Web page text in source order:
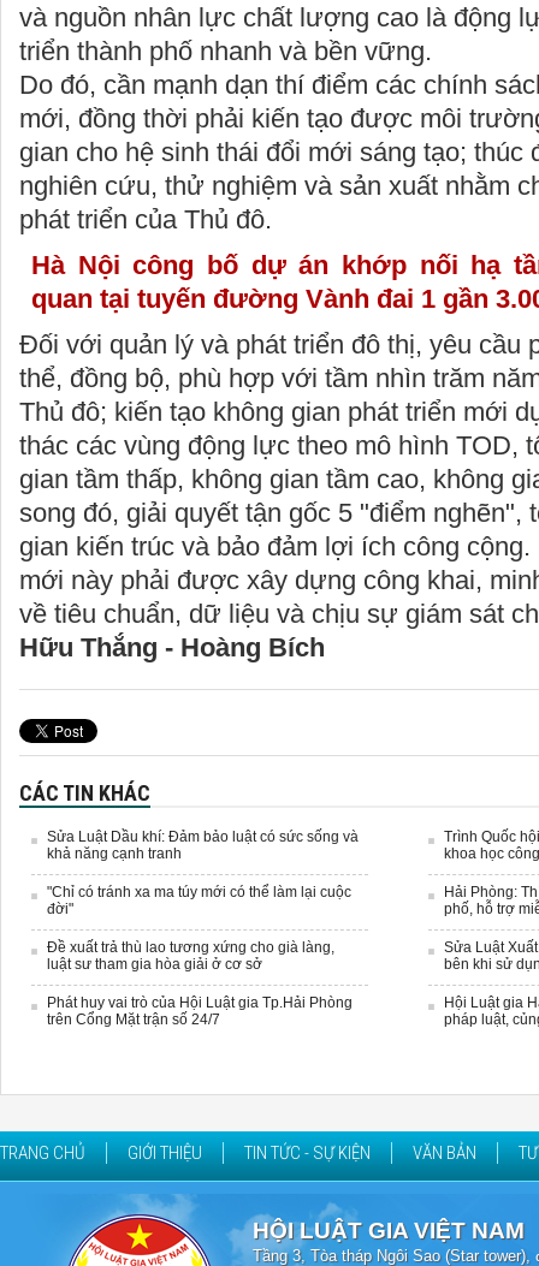
và nguồn nhân lực chất lượng cao là động
triển thành phố nhanh và bền vững.
Do đó, cần mạnh dạn thí điểm các chính
mới, đồng thời phải kiến tạo được môi
gian cho hệ sinh thái đổi mới sáng tạo; thúc
nghiên cứu, thử nghiệm và sản xuất nhằm
phát triển của Thủ đô.
Hà Nội công bố dự án khớp nối hạ
quan tại tuyến đường Vành đai 1 gần
Đối với quản lý và phát triển đô thị, yêu cầu
thể, đồng bộ, phù hợp với tầm nhìn trăm
Thủ đô; kiến tạo không gian phát triển mới
thác các vùng động lực theo mô hình TOD,
gian tầm thấp, không gian tầm cao, không
song đó, giải quyết tận gốc 5 "điểm nghẽn",
gian kiến trúc và bảo đảm lợi ích công
mới này phải được xây dựng công khai,
về tiêu chuẩn, dữ liệu và chịu sự giám sát
Hữu Thắng - Hoàng Bích
CÁC TIN KHÁC
Sửa Luật Dầu khí: Đảm bảo luật có sức sống và
khả năng cạnh tranh
"Chỉ có tránh xa ma túy mới có thể làm lại cuộc
đời"
Đề xuất trả thù lao tương xứng cho già làng,
luật sư tham gia hòa giải ở cơ sở
Phát huy vai trò của Hội Luật gia Tp.Hải Phòng
trên Cổng Mặt trận số 24/7
Trình Quốc
khoa học
Hải Phòng:
phố, hỗ trợ
Sửa Luật
bên khi sử
Hội Luật gia
pháp luật,
TRANG CHỦ GIỚI THIỆU TIN TỨC - SỰ KIỆN VĂN BẢN
HỘI LUẬT GIA VIỆT NAM
Tầng 3, Tòa tháp Ngôi Sao (Star